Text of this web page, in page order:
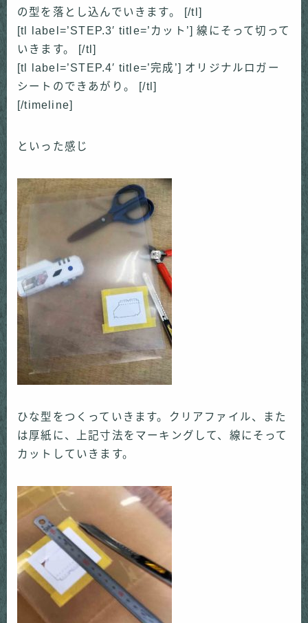
の型を落とし込んでいきます。 [/tl]
[tl label=’STEP.3′ title=’カット’] 線にそって切って
いきます。 [/tl]
[tl label=’STEP.4′ title=’完成’] オリジナルロガー
シートのできあがり。 [/tl]
[/timeline]
といった感じ
ひな型をつくっていきます。クリアファイル、また
は厚紙に、上記寸法をマーキングして、線にそって
カットしていきます。